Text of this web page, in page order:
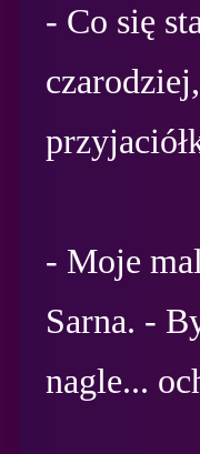
- Co się
- Moje
Sarna. -
nagle...